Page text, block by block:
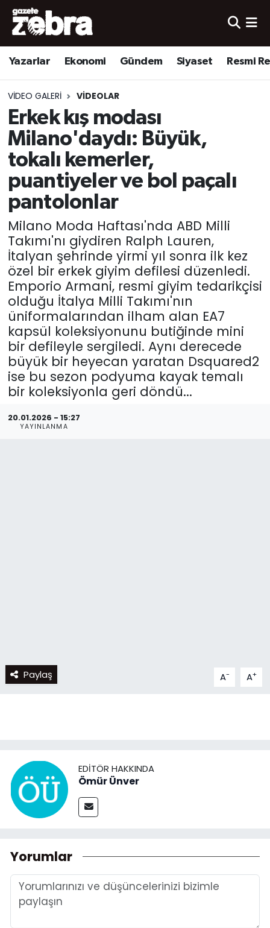
Yazarlar Ekonomi Gündem Siyaset Resmi
VIDEO GALERI VIDEOLAR
Erkek kış modası
Milano'daydı: Büyük,
tokalı kemerler,
puantiyeler ve bol paçalı
pantolonlar
Milano Moda Haftası'nda ABD Milli
Takımı'nı giydiren Ralph Lauren,
İtalyan şehrinde yirmi yıl sonra ilk kez
özel bir erkek giyim defilesi düzenledi.
Emporio Armani, resmi giyim tedarikçisi
olduğu İtalya Milli Takımı'nın
üniformalarından ilham alan EA7
kapsül koleksiyonunu butiğinde mini
bir defileyle sergiledi. Aynı derecede
büyük bir heyecan yaratan Dsquared2
ise bu sezon podyuma kayak temalı
bir koleksiyonla geri döndü...
20.01.2026 - 15:27
YAYINLANMA
Paylaş A- A+
EDITÖR HAKKINDA
Ömür Ünver
Yorumlar
Yazarlar
Ekonomi
Kültür-Sanat
Yerel
Spor
Nöbetçi Eczaneler
Hava Durumu
Trafik Durumu
Süper Lig Puan Durumu ve Fikstür
Tüm Manşetler
Son Dakika Haberleri
Haber Arşivi